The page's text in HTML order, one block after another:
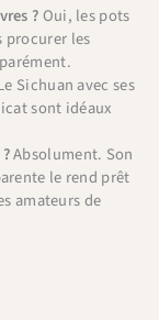
?Oui, les pots
procurer les
Sichuan avec ses
sont idéaux
Absolument. Son
le rend prêt
amateurs de